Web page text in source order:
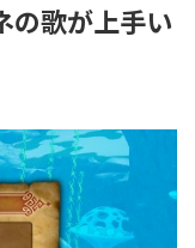
の歌が上手い